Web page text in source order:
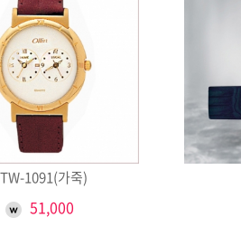
1091(가죽)
51,000